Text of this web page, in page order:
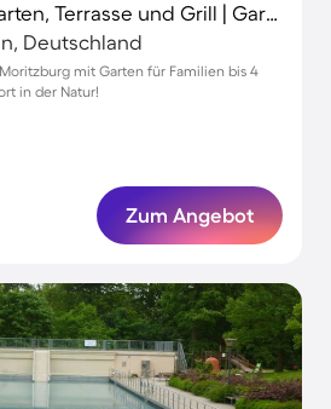
Ferienhaus mit Garten, Terrasse und Grill | Gartenblick
Deutschland
mit Garten für Familien bis 4
in der Natur!
Zum Angebot